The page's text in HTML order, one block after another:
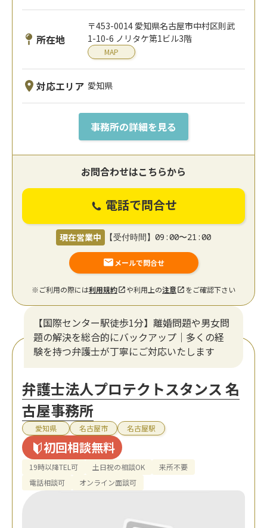
所在地
〒453-0014 愛知県名古屋市中村区則武
1-10-6 ノリタケ第1ビル3階
MAP
対応エリア 愛知県
事務所の詳細を見る
お問合わせはこちらから
電話で問合せ
現在営業中 【受付時間】09:00〜21:00
メールで問合せ
※ご利用の際には利用規約 や利用上の注意 をご確認下さい
【国際センター駅徒歩1分】離婚問題や男女問
題の解決を総合的にバックアップ｜多くの経
験を持つ弁護士が丁寧にご対応いたします
弁護士法人プロテクトスタンス 名
古屋事務所
愛知県 名古屋市 名古屋駅
初回相談無料
19時以降TEL可 土日祝の相談OK
来所不要
電話相談可
オンライン面談可